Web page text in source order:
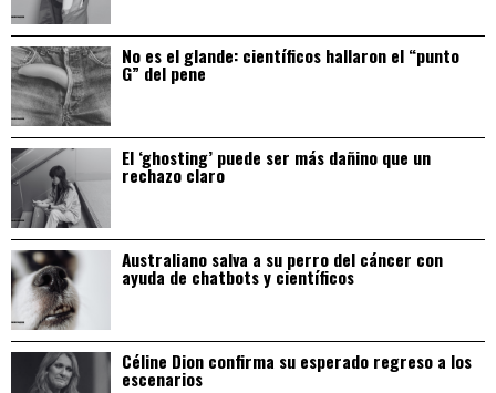
No es el glande: científicos hallaron el “punto
G” del pene
El ‘ghosting’ puede ser más dañino que un
rechazo claro
Australiano salva a su perro del cáncer con
ayuda de chatbots y científicos
Céline Dion confirma su esperado regreso a los
escenarios